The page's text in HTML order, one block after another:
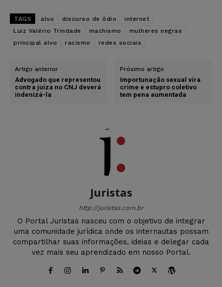
TAGS alvo discurso de ódio
internet
Luiz Valério Trindade
machismo
mulheres negras
principal alvo
racismo redes sociais
Artigo anterior
Advogado que representou
contra juíza no CNJ deverá
indenizá-la
Próximo artigo
Importunação sexual vira
crime e estupro coletivo
tem pena aumentada
Juristas
http://juristas.com.br
O Portal Juristas nasceu com o objetivo de integrar
uma comunidade jurídica onde os internautas possam
compartilhar suas informações, ideias e delegar cada
vez mais seu aprendizado em nosso Portal.